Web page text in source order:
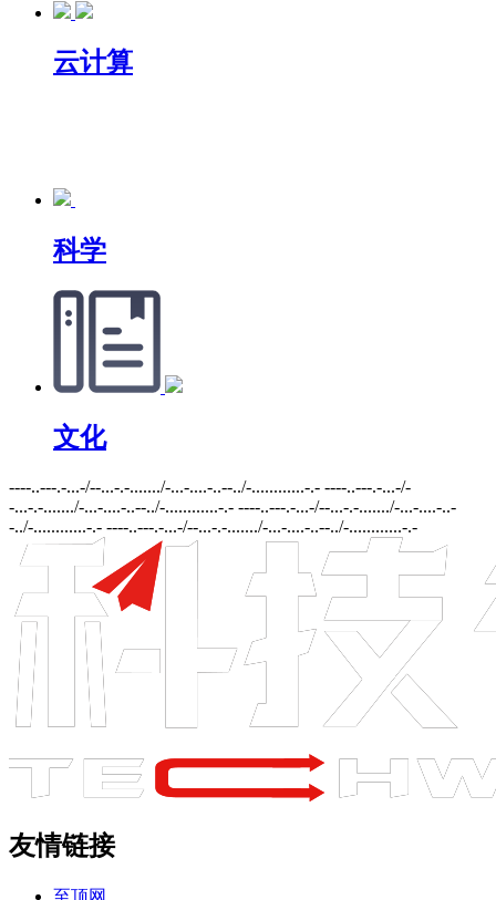
云计算
科学
文化
----..---.-...-/--...-.-......./-...-....-..--../-............-.- ----..---.-...-/-
-...-.-......./-...-....-..--../-............-.- ----..---.-...-/--...-.-......./-...-....-..-
-../-............-.- ----..---.-...-/--...-.-......./-...-....-..--../-............-.-
友情链接
至顶网